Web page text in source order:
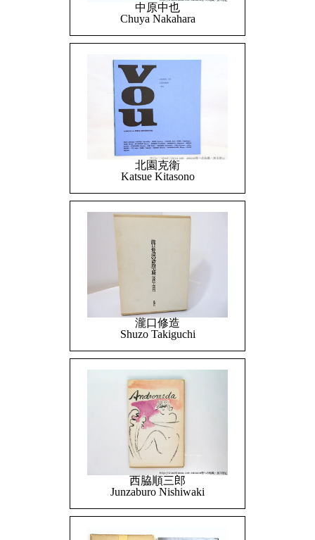
中原中也
Chuya Nakahara
北園克衛
Katsue Kitasono
瀧口修造
Shuzo Takiguchi
西脇順三郎
Junzaburo Nishiwaki